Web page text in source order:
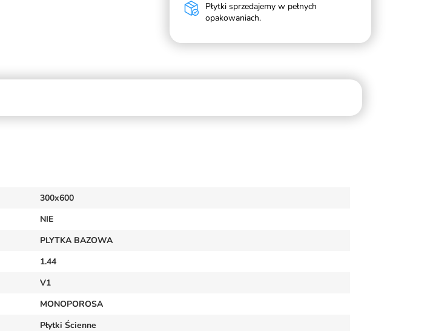
Płytki sprzedajemy w pełnych
opakowaniach.
300x600
NIE
PLYTKA BAZOWA
1.44
V1
MONOPOROSA
Płytki Ścienne